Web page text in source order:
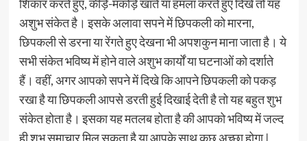
शिकार करते हुए, कीड़े-मकोड़े खाते या हमला करते हुए दिखे तो यह
अशुभ संकेत है। इसके अलावा सपने में छिपकली को मारना,
छिपकली से डरना या रेंगते हुए देखना भी अपशकुन माना जाता है। ये
सभी संकेत भविष्य में होने वाले अशुभ कार्यों या घटनाओं को दर्शाते
हैं। वहीं, अगर आपको सपने में दिखे कि आपने छिपकली को पकड़
रखा है या छिपकली आपसे डरती हुई दिखाई देती है तो यह बहुत शुभ
संकेत होता है। इसका यह मतलब होता है की आपको भविष्य में जल्द
ही शुभ समाचार मिल सकता है या आपके साथ कुछ अच्छा होगा |